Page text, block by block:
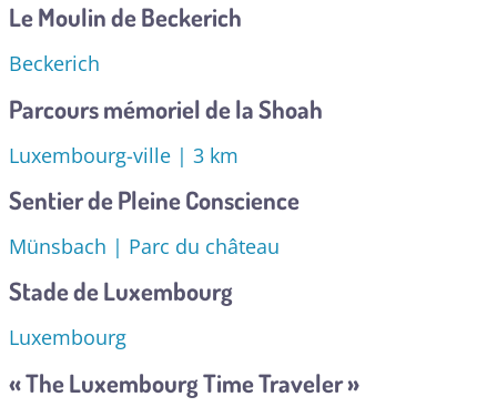
Le Moulin de Beckerich
Beckerich
Parcours mémoriel de la Shoah
Luxembourg-ville | 3 km
Sentier de Pleine Conscience
Münsbach | Parc du château
Stade de Luxembourg
Luxembourg
« The Luxembourg Time Traveler »